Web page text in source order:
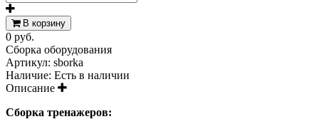
В корзину
0 руб.
Сборка оборудования
Артикул: sborka
Наличие: Есть в наличии
Описание
Сборка тренажеров: